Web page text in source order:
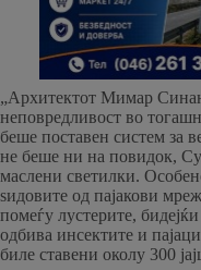
„Архитектот Мимар Синан
неповредливост во
беше поставен систем за
не беше ни на повидок,
маслени светилки.
ѕидовите од пајакови
помеѓу лустерите,
одбива инсектите и
биле ставени околу 300